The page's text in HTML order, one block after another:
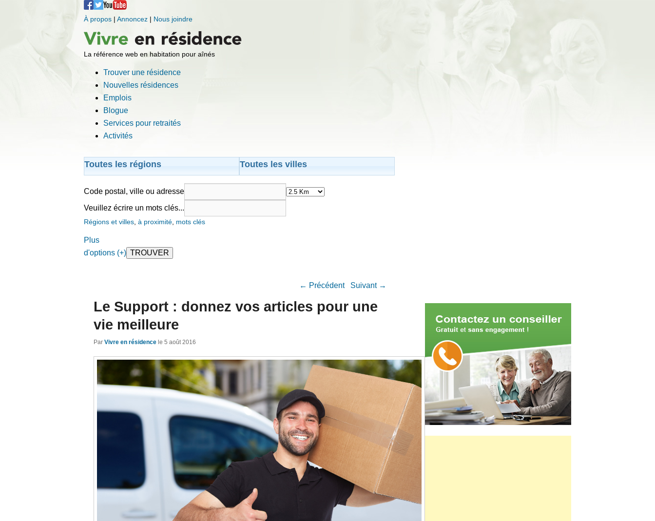
À propos | Annoncez | Nous joindre
La référence web en habitation pour aînés
Trouver une résidence
Nouvelles résidences
Emplois
Blogue
Services pour retraités
Activités
Toutes les régions Toutes les villes
Code postal, ville ou adresse
Veuillez écrire un mots clés...
Régions et villes à proximité mots clés
Plus
d'options (+)
Navigation Article
← Précédent Suivant →
Le Support : donnez vos articles pour une
vie meilleure
Par Vivre en résidence le 5 août 2016